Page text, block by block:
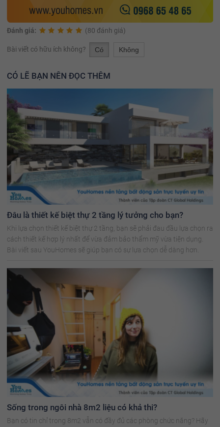
Đánh giá: (80 đánh giá)
Bài viết có hữu ích không? Có Không
CÓ LẼ BẠN NÊN ĐỌC THÊM
Đâu là thiết kế biệt thự 2 tầng lý tưởng cho bạn?
Khi lựa chọn thiết kế biệt thự 2 tầng, bạn sẽ phải đau đầu lựa chọn ra
cách thiết kế hợp lý nhất để vừa đảm bảo thẩm mỹ vừa tiện dụng.
Bài viết sau YouHomes sẽ giúp bạn có sự lựa chọn dễ dàng hơn.
Sống trong ngôi nhà 8m2 liệu có khả thi?
Bạn có tin chỉ trong 8m2 vẫn có đầy đủ các phòng chức năng? Hãy